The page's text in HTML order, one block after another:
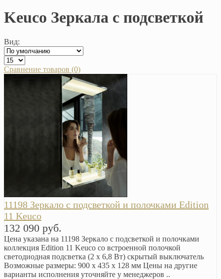
Keuco Зеркала с подсветкой
Вид:
Сравнение товаров (0)
11198 Зеркало с подсветкой и полочками Edition
11 Keuco
132 090 руб.
Цена указана на 11198 Зеркало с подсветкой и полочками
коллекция Edition 11 Keuco со встроенной полочкой
светодиодная подсветка (2 x 6,8 Вт) скрытый выключатель
Возможные размеры: 900 x 435 x 128 мм Цены на другие
варианты исполнения уточняйте у менеджеров ..